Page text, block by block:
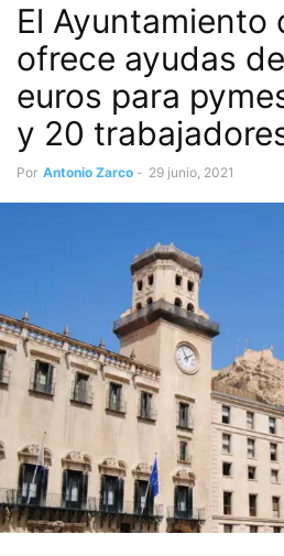
Etapa post covid Pymes y
El Ayuntamiento
ofrece ayudas
euros para
y 20
Por Antonio Zarco - 29 junio, 2021